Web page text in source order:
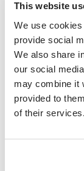
This website
We use
provide social
We also share
our social
may combine it
provided to
of their services.
og Aruba,
det.
Beviset
scenen.
oppdaget
med